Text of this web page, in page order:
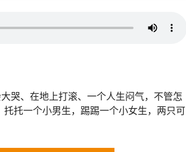
哭、在地上打滚、一个人生闷气，不管怎
托一个小男生，踢踢一个小女生，两只可